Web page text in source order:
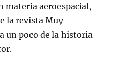
materia aeroespacial,
la revista Muy
un poco de la historia